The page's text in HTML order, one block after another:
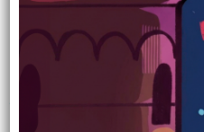
Ordre del
Municipal
28 d'abril